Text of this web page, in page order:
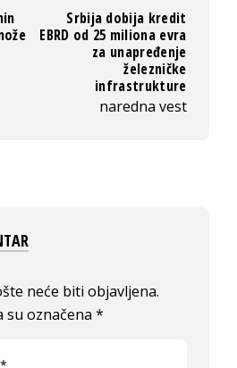
Srbija dobija kredit
EBRD od 25 miliona evra
za unapređenje
železničke
infrastrukture
naredna vest
neće biti objavljena.
su označena*